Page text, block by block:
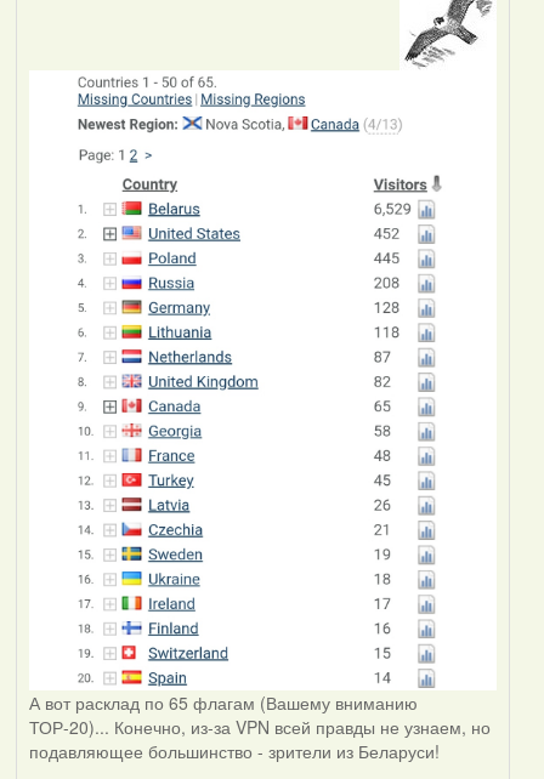
А вот расклад по 65 флагам (Вашему вниманию
ТОР-20)... Конечно, из-за VPN всей правды не узнаем, но
подавляющее большинство - зрители из Беларуси!